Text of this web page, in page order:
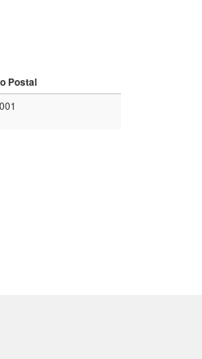
Postal